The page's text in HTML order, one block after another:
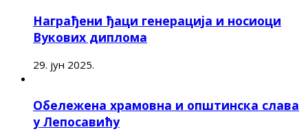
Награђени ђаци генерација и носиоци
Вукових диплома
29. јун 2025.
Обележена храмовна и општинска слава
у Лепосавићу